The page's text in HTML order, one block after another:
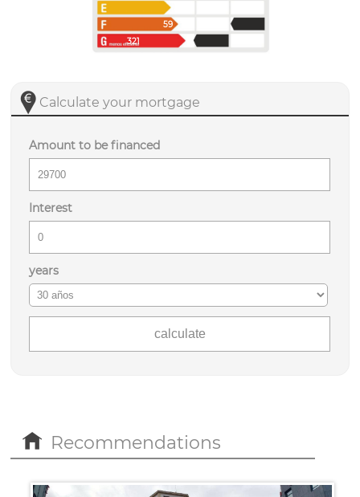
321
59
Calculate your mortgage
Amount to be financed
Interest
years
Recommendations